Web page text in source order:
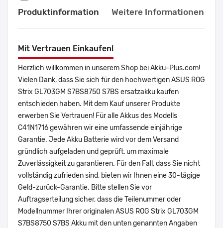
Produktinformation Weitere Informationen
Mit Vertrauen Einkaufen!
Herzlich willkommen in unserem Shop bei Akku-Plus.com!
Vielen Dank, dass Sie sich für den hochwertigen ASUS ROG
Strix GL703GM S7BS8750 S7BS ersatzakku kaufen
entschieden haben. Mit dem Kauf unserer Produkte
erwerben Sie Vertrauen! Für alle Akkus des Modells
C41N1716 gewähren wir eine umfassende einjährige
Garantie. Jede Akku Batterie wird vor dem Versand
gründlich aufgeladen und geprüft, um maximale
Zuverlässigkeit zu garantieren. Für den Fall, dass Sie nicht
vollständig zufrieden sind, bieten wir Ihnen eine 30-tägige
Geld-zurück-Garantie. Bitte stellen Sie vor
Auftragserteilung sicher, dass die Teilenummer oder
Modellnummer Ihrer originalen ASUS ROG Strix GL703GM
S7BS8750 S7BS Akku mit den unten genannten Angaben